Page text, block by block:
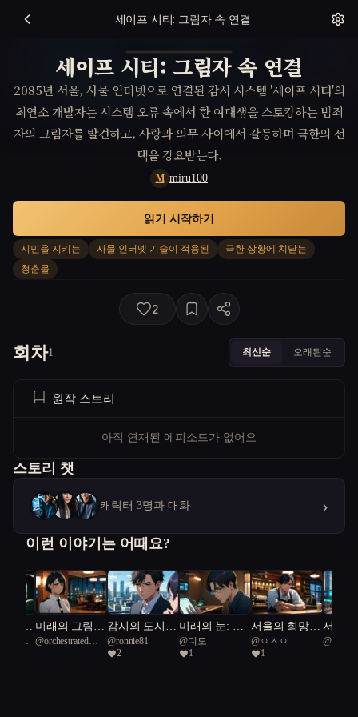
세이프 시티: 그림자 속 연결
세이프 시티: 그림자 속 연결
2085년 서울, 사물 인터넷으로 연결된 감시 시스템 '세이프 시티'의
최연소 개발자는 시스템 오류 속에서 한 여대생을 스토킹하는 범죄
자의 그림자를 발견하고, 사랑과 의무 사이에서 갈등하며 극한의 선
택을 강요받는다.
M miru100
시민을 지키는 사물 인터넷 기술이 적용된
극한 상황에 치닫는
청춘물
읽기 시작하기
2
회차1 최신순 오래된순
원작 스토리
아직 연재된 에피소드가 없어요
스토리 챗
캐릭터 3명과 대화 ›
이런 이야기는 어때요?
려준
국일
미래의 그림
자, 서울의 불
@orchestrated
감시의 도시,
자유의 불꽃
@ronnie81
2
미래의 눈: 서
울 아파트의
비밀
@디도
1
서울의 희망
카페: 비밀의
커피와 시간의
@ㅇㅅㅇ
1
서울
그림
@sugarrr